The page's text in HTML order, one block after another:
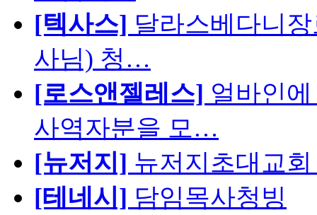
[텍사스] 달라스베다니
사님) 청…
[로스앤젤레스] 얼바인
사역자분을 모…
[뉴저지] 뉴저지초대교
[테네시] 담임목사청빙